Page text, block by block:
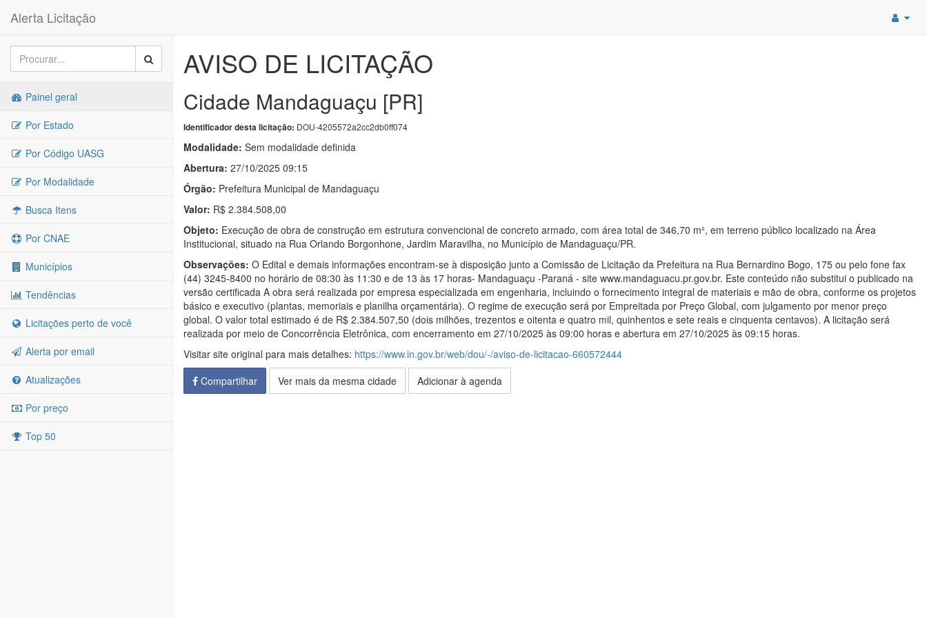
Alerta Licitação
Painel geral
Por Estado
Por Código UASG
Por Modalidade
Busca Itens
Por CNAE
Municípios
Tendências
Licitações perto de você
Alerta por email
Atualizações
Por preço
Top 50
AVISO DE LICITAÇÃO
Cidade Mandaguaçu [PR]
Identificador desta licitação: DOU-4205572a2cc2db0ff074
Modalidade: Sem modalidade definida
Abertura: 27/10/2025 09:15
Órgão: Prefeitura Municipal de Mandaguaçu
Valor: R$ 2.384.508,00
Objeto: Execução de obra de construção em estrutura convencional de concreto armado, com área total de 346,70 m², em terreno público localizado na Área
Institucional, situado na Rua Orlando Borgonhone, Jardim Maravilha, no Município de Mandaguaçu/PR.
Observações: O Edital e demais informações encontram-se à disposição junto a Comissão de Licitação da Prefeitura na Rua Bernardino Bogo, 175 ou pelo fone fax
(44) 3245-8400 no horário de 08:30 às 11:30 e de 13 às 17 horas- Mandaguaçu -Paraná - site www.mandaguacu.pr.gov.br. Este conteúdo não substitui o publicado na
versão certificada A obra será realizada por empresa especializada em engenharia, incluindo o fornecimento integral de materiais e mão de obra, conforme os projetos
básico e executivo (plantas, memoriais e planilha orçamentária). O regime de execução será por Empreitada por Preço Global, com julgamento por menor preço
global. O valor total estimado é de R$ 2.384.507,50 (dois milhões, trezentos e oitenta e quatro mil, quinhentos e sete reais e cinquenta centavos). A licitação será
realizada por meio de Concorrência Eletrônica, com encerramento em 27/10/2025 às 09:00 horas e abertura em 27/10/2025 às 09:15 horas.
Visitar site original para mais detalhes: https://www.in.gov.br/web/dou/-/aviso-de-licitacao-660572444
Compartilhar
Ver mais da mesma cidade Adicionar à agenda